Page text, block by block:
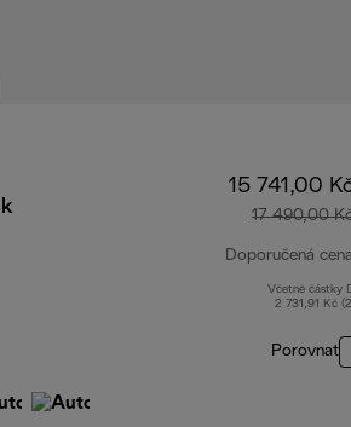
15 741,00
17 490,00
Doporučená
Včetně částky
2 731,91 Kč
Porovnat